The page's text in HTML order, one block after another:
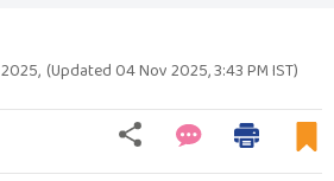
, (Updated 04 Nov 2025, 3:43 PMIST)